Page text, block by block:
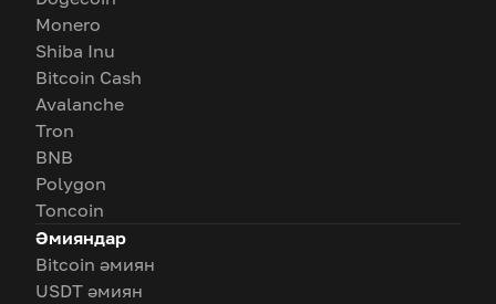
Monero
Shiba Inu
Bitcoin Cash
Avalanche
Tron
BNB
Polygon
Toncoin
Әмияндар
Bitcoin әмиян
USDT әмиян